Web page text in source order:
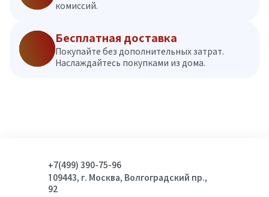
комиссий.
Бесплатная доставка
Покупайте без дополнительных затрат.
Наслаждайтесь покупками из дома.
+7(499) 390-75-96
109443, г. Москва, Волгоградский пр.,
92